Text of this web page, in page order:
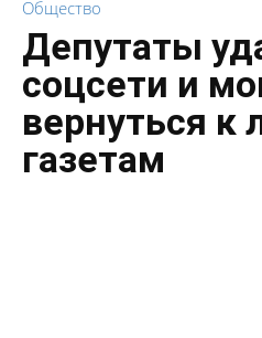
Общество
Депутаты
соцсети и
вернуться к
газетам